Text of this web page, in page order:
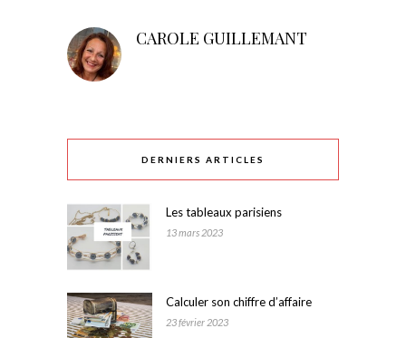
CAROLE GUILLEMANT
DERNIERS ARTICLES
Les tableaux parisiens
13 mars 2023
Calculer son chiffre d’affaire
23 février 2023